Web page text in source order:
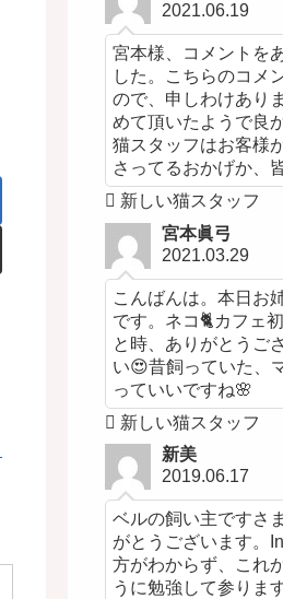
2021.06.19
宮本様、コメントを
した。こちらのコメ
ので、申しわけあり
めて頂いたようで良
猫スタッフはお客様
さってるおかげか、
新しい猫スタッフ
宮本眞弓
2021.03.29
こんばんは。本日お
です。ネコ🐈カフェ
と時、ありがとうご
い😍昔飼っていた、
っていいですね🌸
新しい猫スタッフ
新美
2019.06.17
ベルの飼い主ですさ
がとうございます。
方がわからず、これ
うに勉強して参りま